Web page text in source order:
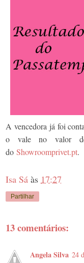
A vencedora já foi
o vale no valor
do Showroomprivet.pt.
Isa Sá às 17:27
Partilhar
13 comentários:
Angela Silva 24